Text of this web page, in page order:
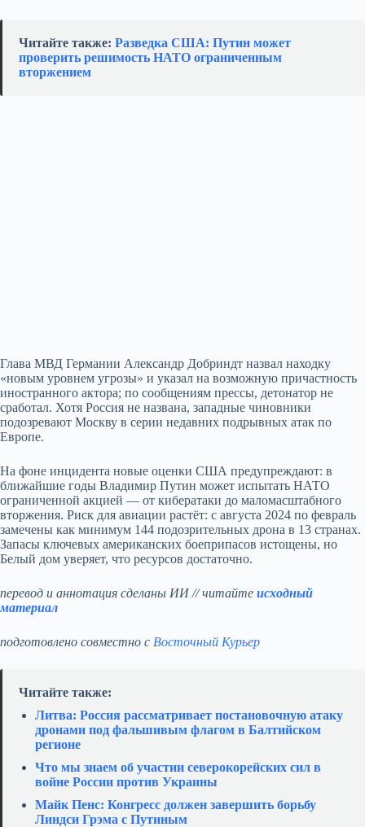
Читайте также: Разведка США: Путин может
проверить решимость НАТО ограниченным
вторжением
Глава МВД Германии Александр Добриндт назвал находку
«новым уровнем угрозы» и указал на возможную причастность
иностранного актора; по сообщениям прессы, детонатор не
сработал. Хотя Россия не названа, западные чиновники
подозревают Москву в серии недавних подрывных атак по
Европе.
На фоне инцидента новые оценки США предупреждают: в
ближайшие годы Владимир Путин может испытать НАТО
ограниченной акцией — от кибератаки до маломасштабного
вторжения. Риск для авиации растёт: с августа 2024 по февраль
замечены как минимум 144 подозрительных дрона в 13 странах.
Запасы ключевых американских боеприпасов истощены, но
Белый дом уверяет, что ресурсов достаточно.
перевод и аннотация сделаны ИИ // читайте исходный
материал
подготовлено совместно с Восточный Курьер
Читайте также:
Литва: Россия рассматривает постановочную атаку
дронами под фальшивым флагом в Балтийском
регионе
Что мы знаем об участии северокорейских сил в
войне России против Украины
Майк Пенс: Конгресс должен завершить борьбу
Линдси Грэма с Путиным